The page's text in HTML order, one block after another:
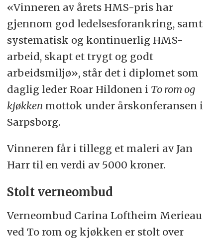
«Vinneren av årets HMS-pris har
gjennom god ledelsesforankring, samt
systematisk og kontinuerlig HMS-
arbeid, skapt et trygt og godt
arbeidsmiljø», står det i diplomet som
daglig leder Roar Hildonen i To rom og
kjøkken mottok under årskonferansen i
Sarpsborg.
Vinneren får i tillegg et maleri av Jan
Harr til en verdi av 5000 kroner.
Stolt verneombud
Verneombud Carina Loftheim Merieau
ved To rom og kjøkken er stolt over